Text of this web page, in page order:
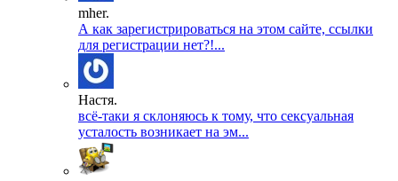
mher.
А как зарегистрироваться на этом сайте, ссылки
для регистрации нет?!...
Настя.
всё-таки я склоняюсь к тому, что сексуальная
усталость возникает на эм...